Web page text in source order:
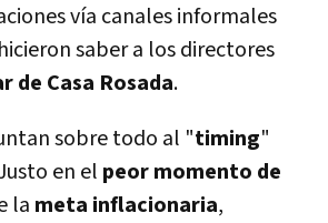
ví­a canales informales
saber a los directores
de Casa Rosada.
sobre todo al "timing"
en el peor momento de
la meta inflacionaria,